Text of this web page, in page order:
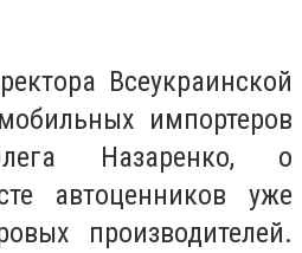
Всеукраинской
импортеров
Назаренко, о
автоценников уже
производителей.